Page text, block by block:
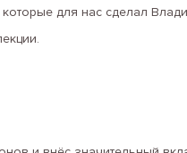
для нас сделал